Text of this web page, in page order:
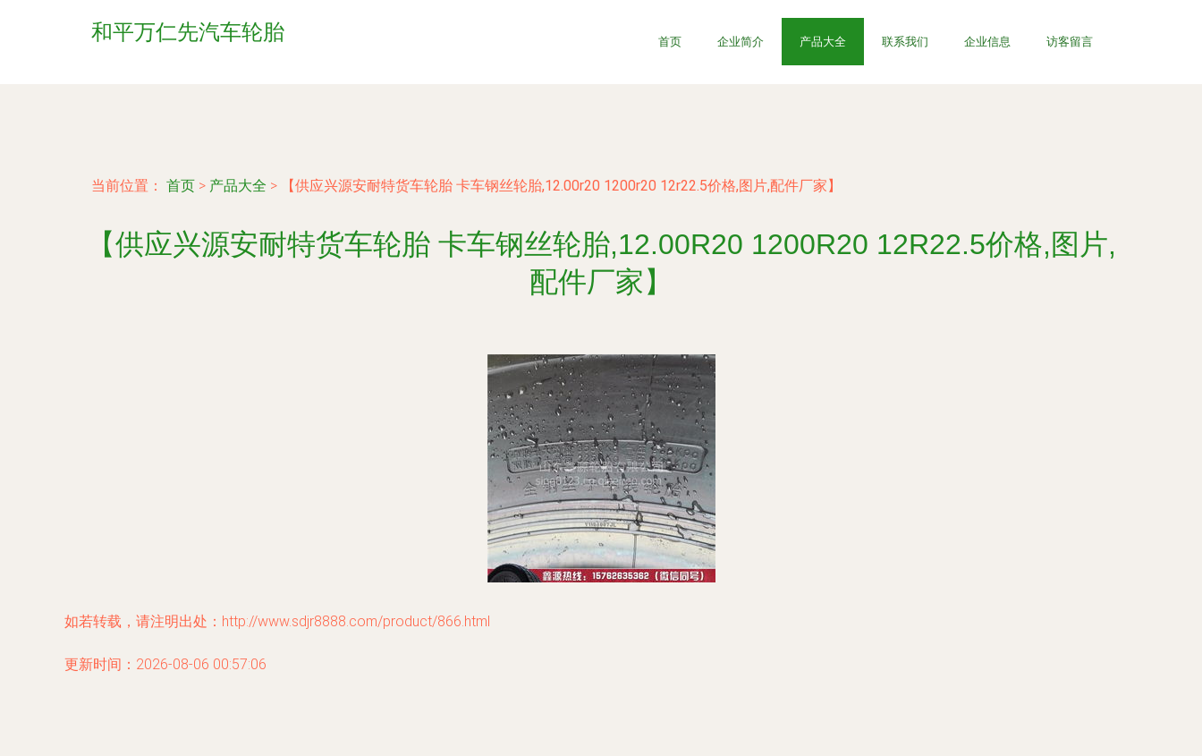
和平万仁先汽车轮胎 首页 企业简介 产品大全 联系我们 企业信息 访客留言
当前位置： 首页 > 产品大全 > 【供应兴源安耐特货车轮胎 卡车钢丝轮胎,12.00r20 1200r20 12r22.5价格,图片,配件厂家】
【供应兴源安耐特货车轮胎 卡车钢丝轮胎,12.00R20 1200R20 12R22.5价格,图片,
配件厂家】
如若转载，请注明出处：http://www.sdjr8888.com/product/866.html
更新时间：2026-08-06 00:57:06